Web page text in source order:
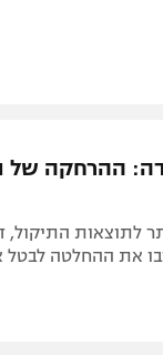
ההרחקה של
לתוצאות התיקול,
את ההחלטה